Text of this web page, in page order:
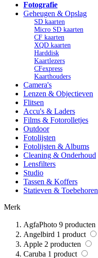
Fotografie
Camera's
Lenzen & Objectieven
Flitsen
Accu's & Laders
Geheugen & Opslag
SD kaarten
Micro SD kaarten
CF kaarten
XQD kaarten
Harddisk
Kaartlezers
CFexpress
Kaarthouders
Films & Fotorolletjes
Outdoor
Fotolijsten
Fotolijsten & Albums
Cleaning & Onderhoud
Lensfilters
Studio
Tassen & Koffers
Statieven & Toebehoren
Merk
AgfaPhoto 9 producten
Angelbird 1 product
Apple 2 producten
Caruba 1 product